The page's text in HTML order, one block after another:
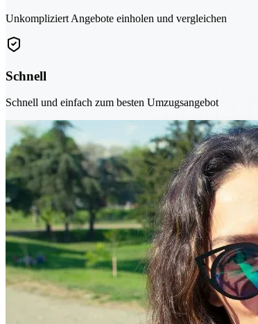
Unkompliziert Angebote einholen und vergleichen
Schnell
Schnell und einfach zum besten Umzugsangebot